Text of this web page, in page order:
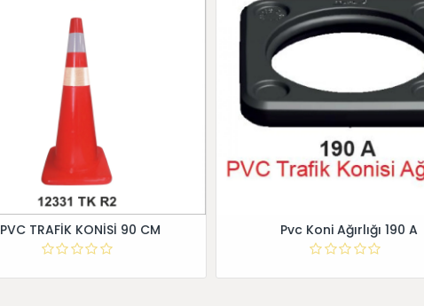
PVC TRAFİK KONİSİ 90 CM Pvc Koni Ağırlığı 190 A